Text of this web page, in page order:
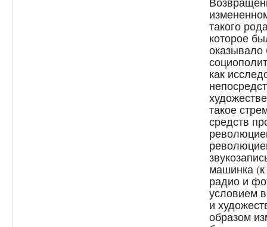
такого
которое
оказывало
как
такое
средств
машинка
радио и
условием
и
образом